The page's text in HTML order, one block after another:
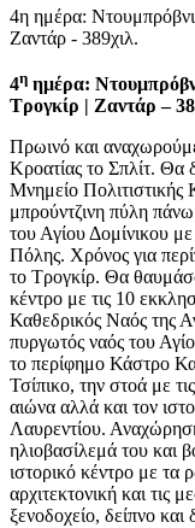
4η ημέρα:
Ζαντάρ - 389χιλ.
4η ημέρα:
Τρογκίρ | Ζαντάρ –
Πρωινό και
Κροατίας το Σπλίτ. Θα
Μνημείο Πολιτιστικής
μπρούντζινη πύλη
του Αγίου Δομίνικου
Πόλης. Χρόνος για
το Τρογκίρ. Θα
κέντρο με τις 10
Καθεδρικός Ναός της
πυργωτός ναός του
το περίφημο Κάστρο
Τσίπικο, την στοά με
αιώνα αλλά και τον
Λαυρεντίου.
ηλιοβασίλεμά του και
ιστορικό κέντρο με τα
αρχιτεκτονική και τις
ξενοδοχείο, δείπνο και